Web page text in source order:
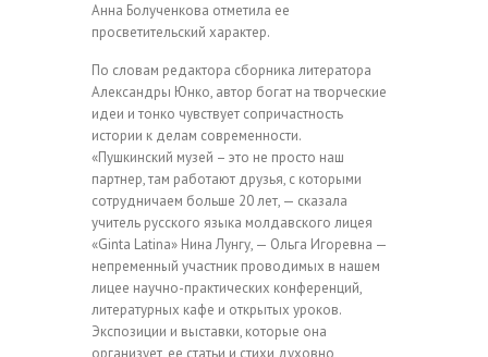
Анна Болученкова отметила ее
просветительский характер.
По словам редактора сборника литератора
Александры Юнко, автор богат на творческие
идеи и тонко чувствует сопричастность
истории к делам современности.
«Пушкинский музей – это не просто наш
партнер, там работают друзья, с которыми
сотрудничаем больше 20 лет, — сказала
учитель русского языка молдавского лицея
«Ginta Latina» Нина Лунгу, — Ольга Игоревна —
непременный участник проводимых в нашем
лицее научно-практических конференций,
литературных кафе и открытых уроков.
Экспозиции и выставки, которые она